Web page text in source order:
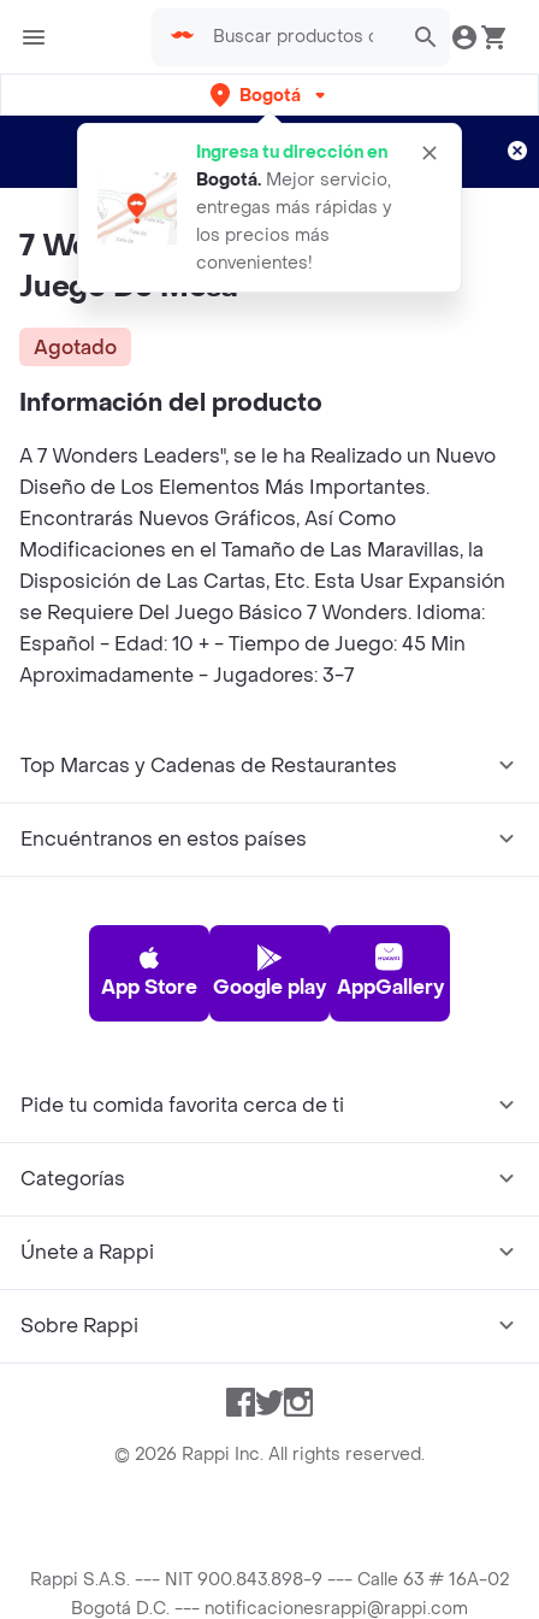
Bogotá
Ingresa tu dirección en
Bogotá. Mejor servicio,
entregas más rápidas y
los precios más
convenientes!
envíos gratis por semanas
Aplican TyC
7 Wonders: Leaders Expansión
Juego De Mesa
Agotado
Información del producto
A 7 Wonders Leaders", se le ha Realizado un Nuevo
Diseño de Los Elementos Más Importantes.
Encontrarás Nuevos Gráficos, Así Como
Modificaciones en el Tamaño de Las Maravillas, la
Disposición de Las Cartas, Etc. Esta Usar Expansión
se Requiere Del Juego Básico 7 Wonders. Idioma:
Español - Edad: 10 + - Tiempo de Juego: 45 Min
Aproximadamente - Jugadores: 3-7
Top Marcas y Cadenas de Restaurantes
Encuéntranos en estos países
App Store Google play AppGallery
Pide tu comida favorita cerca de ti
Categorías
Únete a Rappi
Sobre Rappi
Facebook
TwitterInstagram
© 2026 Rappi Inc. All rights reserved.
Rappi S.A.S. --- NIT 900.843.898-9 --- Calle 63 # 16A-02
Bogotá D.C. --- notificacionesrappi@rappi.com